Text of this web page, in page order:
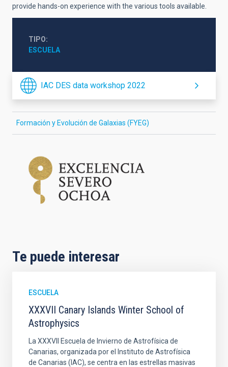
provide hands-on experience with the various tools available.
TIPO
ESCUELA
IAC DES data workshop 2022
Formación y Evolución de Galaxias (FYEG)
Te puede interesar
ESCUELA
XXXVII Canary Islands Winter School of
Astrophysics
La XXXVII Escuela de Invierno de Astrofísica de
Canarias, organizada por el Instituto de Astrofísica
de Canarias (IAC), se centra en las estrellas masivas